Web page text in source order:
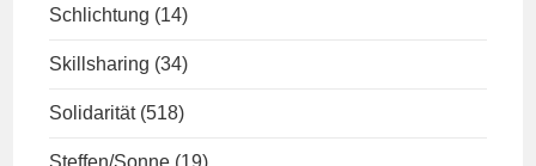
Schlichtung (14)
Skillsharing (34)
Solidarität (518)
Steffen/Sonne (19)